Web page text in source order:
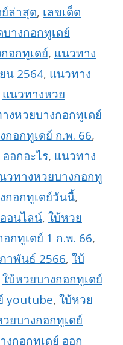
ล่าสุด, เลขเด็ด
บางกอกทูเดย์
อกทูเดย์, แนวทาง
น 2564, แนวทาง
แนวทางหวย
งหวยบางกอกทูเดย์
อกทูเดย์ ก.พ. 66,
อกอะไร, แนวทาง
วทางหวยบางกอกทู
กอกทูเดย์วันนี้,
อนไลน์, ใบ้หวย
กทูเดย์ 1 ก.พ. 66,
าพันธ์ 2566, ใบ้
ใบ้หวยบางกอกทูเดย์
youtube, ใบ้หวย
ยบางกอกทูเดย์
งกอกทูเดย์ ออก